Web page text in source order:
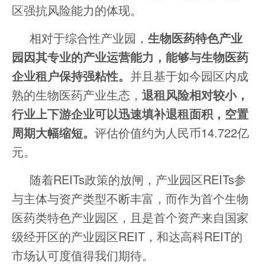
区强抗风险能力的体现。
相对于综合性产业园， 生物医药特色产业
园因其专业的产业运营能力，能够与生物医药
企业租户保持强粘性。 并且基于如今园区内成
熟的生物医药产业生态， 退租风险相对较小，
行业上下游企业可以迅速填补退租面积，空置
周期大幅缩短。 评估价值约为人民币14.722亿
元。
随着REITs政策的放闸，产业园区REITs参
与主体与资产类型不断丰富，而作为首个生物
医药类特色产业园区，且是首个资产来自国家
级经开区的产业园区REIT，和达高科REIT的
市场认可度值得我们期待。